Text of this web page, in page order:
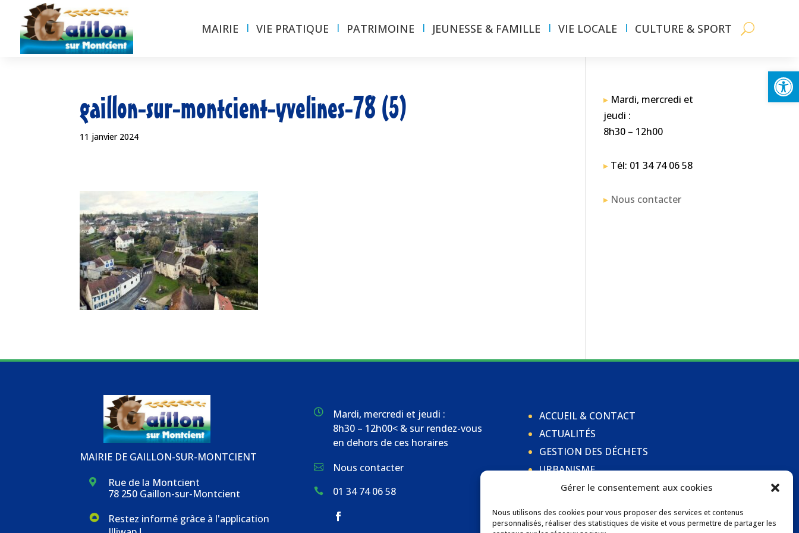
Ouvrir
Gérer le consentement aux cookies
Nous utilisons des cookies pour vous proposer des services et contenus
personnalisés, réaliser des statistiques de visite et vous permettre de partager les
MAIRIE VIE PRATIQUE PATRIMOINE JEUNESSE & FAMILLE VIE LOCALE CULTURE & SPORT
gaillon-sur-montcient-yvelines-78 (5)
11 janvier 2024
▸ Mardi, mercredi et
jeudi :
8h30 – 12h00
▸ Tél: 01 34 74 06 58
▸ Nous contacter
MAIRIE DE GAILLON-SUR-MONTCIENT

Rue de la Montcient
78 250 Gaillon-sur-Montcient
Restez informé grâce à l'application

Mardi, mercredi et jeudi :
8h30 – 12h00< & sur rendez-vous
en dehors de ces horaires
 Nous contacter
 01 34 74 06 58
ACCUEIL & CONTACT
ACTUALITÉS
GESTION DES DÉCHETS
URBANISME
COMMUNICATIONS DE LA MAIRIE